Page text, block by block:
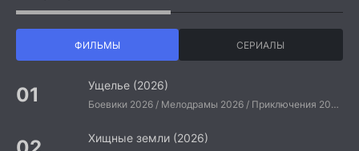
ФИЛЬМЫ СЕРИАЛЫ
Ущелье (2026)
Боевики 2026 / Мелодрамы 2026 / Приключения 2026 / Ужасы 2026 / Фантастические 2026 / Зарубежные фильмы 2026 / Американские фильмы / Фильмы 2026
Хищные земли (2026)